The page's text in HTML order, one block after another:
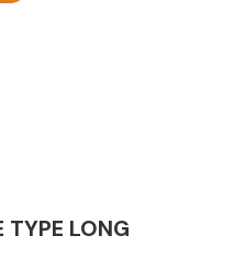
TYPE LONG